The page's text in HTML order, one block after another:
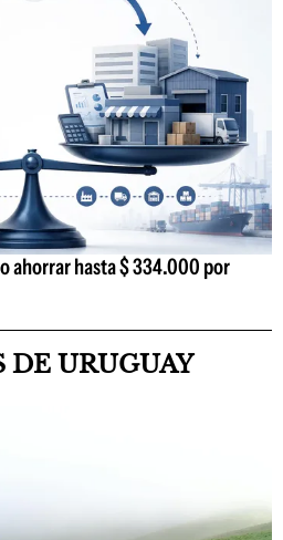
ahorrar hasta $ 334.000 por
URUGUAY